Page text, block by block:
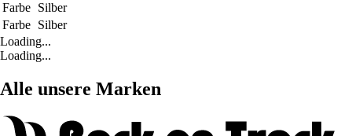
Farbe Silber
Farbe Silber
Loading...
Loading...
Alle unsere Marken